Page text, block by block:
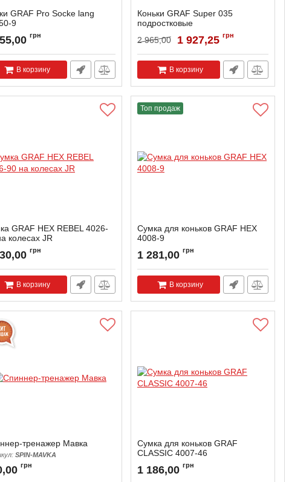
GRAF Pro Socke lang
9
грн
В корзину
Коньки GRAF Super 035
подростковые
2 965,00 1 927,25 грн
В корзину
GRAF HEX REBEL 4026-
колесах JR
4026-90JR
грн
В корзину
Топ продаж
Сумка для коньков GRAF HEX
4008-9
4008-9
1 281,00 грн
В корзину
тренажер Мавка
SPIN-MAVKA
грн
Сумка для коньков GRAF
CLASSIC 4007-46
4007-46
1 186,00 грн